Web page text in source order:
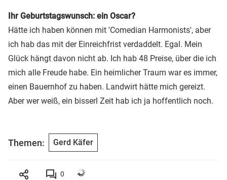
Ihr Geburtstagswunsch: ein Oscar?
Hätte ich haben können mit 'Comedian Harmonists', aber
ich hab das mit der Einreichfrist verdaddelt. Egal. Mein
Glück hängt davon nicht ab. Ich hab 48 Preise, über die ich
mich alle Freude habe. Ein heimlicher Traum war es immer,
einen Bauernhof zu haben. Landwirt hätte mich gereizt.
Aber wer weiß, ein bisserl Zeit hab ich ja hoffentlich noch.
Themen: Gerd Käfer
0